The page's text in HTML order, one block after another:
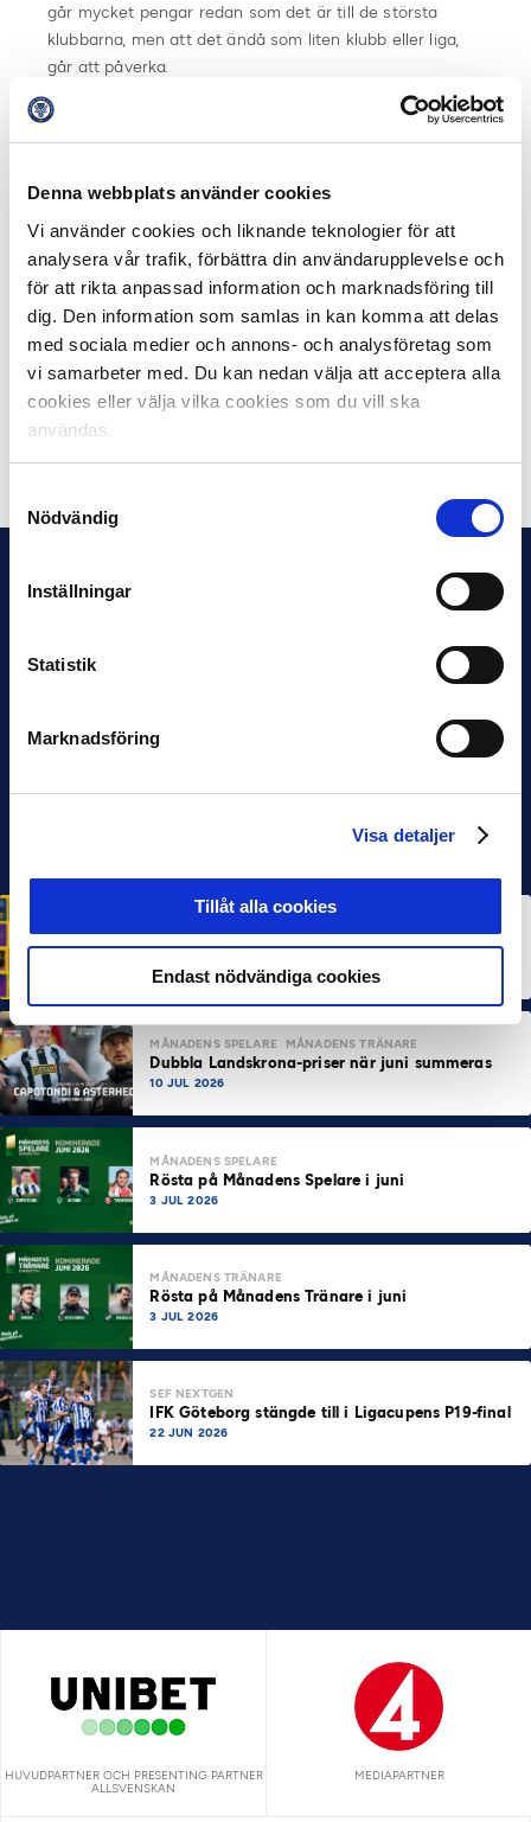
Denna webbplats använder cookies
Vi använder cookies och liknande teknologier för att
analysera vår trafik, förbättra din användarupplevelse och
för att rikta anpassad information och marknadsföring till
dig. Den information som samlas in kan komma att delas
med sociala medier och annons- och analysföretag som
vi samarbeter med. Du kan nedan välja att acceptera alla
cookies eller välja vilka cookies som du vill ska
användas.
Nödvändig
Inställningar
Statistik
Marknadsföring
Visa detaljer
Tillåt alla cookies
Endast nödvändiga cookies
går mycket pengar redan som det är till de största
klubbarna, men att det ändå som liten klubb eller liga,
går att påverka.
– I UEFA-konceptet kan vi ändå påverka. Exempelvis
solidarity payment har ökat. När jag började på SEF fick
som inte spelat i Europa. I år får vi 80 miljoner att dela
på, menar Mats Enquist och fortsätter.
– Inte blir det här bättre om man släpper detta till en
privat aktör. Inte kommer de dela med sig utanför sin
egen sfär.
Se och lyssna på hela Fotbollsmorgon här
Svensk Elitfotboll lanserar Fotbollseffekten – en
samhällskraft
22 JUN 2026
MÅNADENS SPELARE MÅNADENS TRÄNARE
Dubbla Landskrona-priser när juni summeras
10 JUL 2026
MÅNADENS SPELARE
Rösta på Månadens Spelare i juni
3 JUL 2026
MÅNADENS TRÄNARE
Rösta på Månadens Tränare i juni
3 JUL 2026
SEF NEXTGEN
IFK Göteborg stängde till i Ligacupens P19-final
22 JUN 2026
HUVUDPARTNER OCH PRESENTING PARTNER
ALLSVENSKAN
MEDIAPARTNER